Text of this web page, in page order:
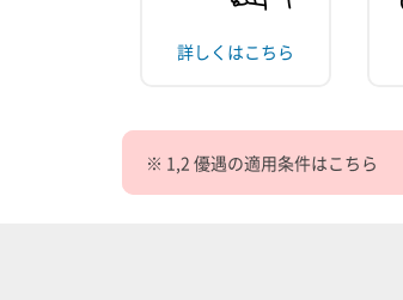
詳しくはこちら
※ 1,2 優遇の適用条件はこちら